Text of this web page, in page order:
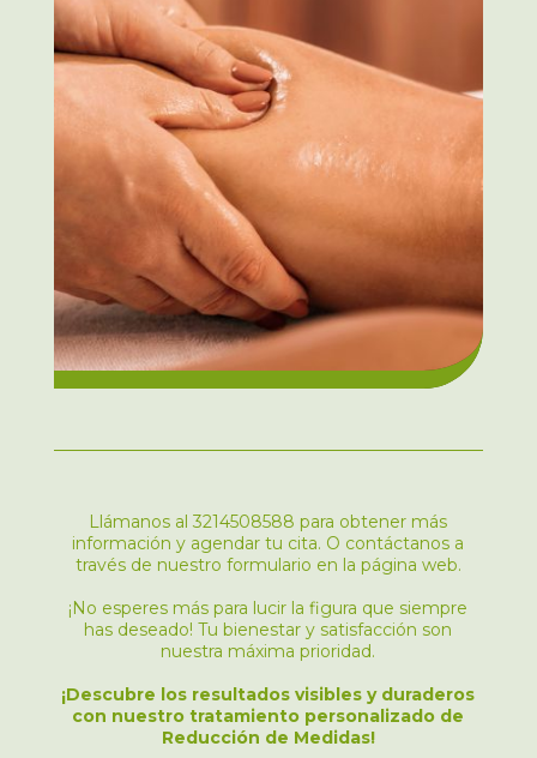
Llámanos al 3214508588 para obtener más
información y agendar tu cita. O contáctanos a
través de nuestro formulario en la página web.
¡No esperes más para lucir la figura que siempre
has deseado! Tu bienestar y satisfacción son
nuestra máxima prioridad.
¡Descubre los resultados visibles y duraderos
con nuestro tratamiento personalizado de
Reducción de Medidas!